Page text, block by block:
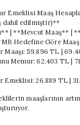
Emeklisi Maaş
dahil edilmiştir)**
| **Mevcut Maaş** |
Hedefine Göre Maaş
Maaşı: 59.896 TL |
Memur: 62.403 TL |
Emeklisi: 26.889 TL |
maaşlarının